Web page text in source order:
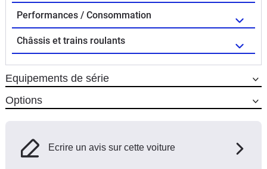
Performances / Consommation
Châssis et trains roulants
Equipements de série
Options
Ecrire un avis sur cette voiture